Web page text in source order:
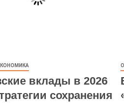
вклады в 2026
сохранения